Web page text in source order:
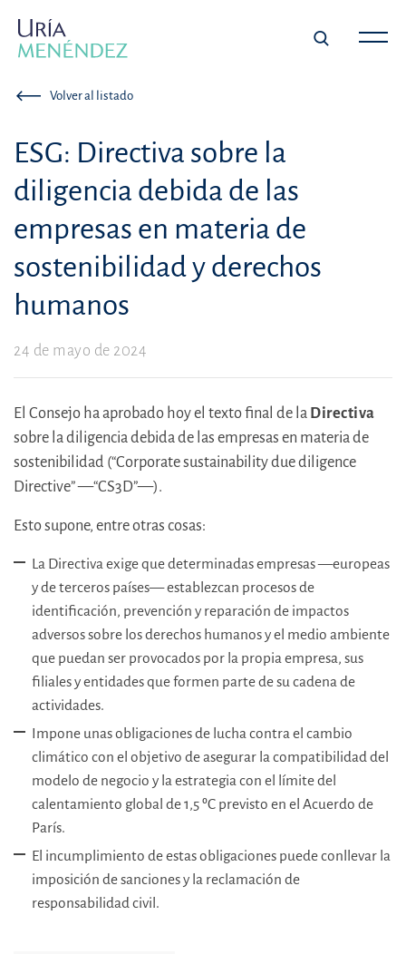
Volver al listado
ESG: Directiva sobre la
diligencia debida de las
empresas en materia de
sostenibilidad y derechos
humanos
24 de mayo de 2024
El Consejo ha aprobado hoy el texto final de la Directiva
sobre la diligencia debida de las empresas en materia de
sostenibilidad (“Corporate sustainability due diligence
Directive” —“CS3D”—).
Esto supone, entre otras cosas:
La Directiva exige que determinadas empresas —europeas
y de terceros países— establezcan procesos de
identificación, prevención y reparación de impactos
adversos sobre los derechos humanos y el medio ambiente
que puedan ser provocados por la propia empresa, sus
filiales y entidades que formen parte de su cadena de
actividades.
Impone unas obligaciones de lucha contra el cambio
climático con el objetivo de asegurar la compatibilidad del
modelo de negocio y la estrategia con el límite del
calentamiento global de 1,5 ºC previsto en el Acuerdo de
París.
El incumplimiento de estas obligaciones puede conllevar la
imposición de sanciones y la reclamación de
responsabilidad civil.